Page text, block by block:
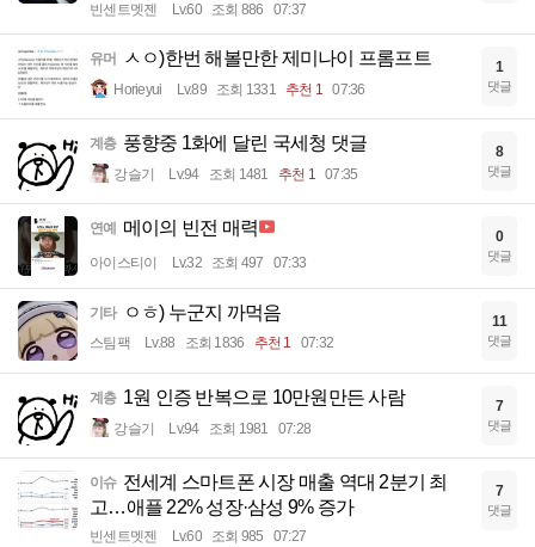
빈센트멧젠 Lv.60 조회 886 07:37
유머 ㅅㅇ)한번 해볼만한 제미나이 프롬프트
Horieyui Lv.89 조회 1331 추천 1 07:36
1
댓글
계층 풍향중 1화에 달린 국세청 댓글
강슬기 Lv.94 조회 1481 추천 1 07:35
8
댓글
연예 메이의 빈전 매력
아이스티이 Lv.32 조회 497 07:33
0
댓글
기타 ㅇㅎ) 누군지 까먹음
스팀팩 Lv.88 조회 1836 추천 1 07:32
11
댓글
계층 1원 인증 반복으로 10만원만든 사람
강슬기 Lv.94 조회 1981 07:28
7
댓글
이슈 전세계 스마트폰 시장 매출 역대 2분기 최
고…애플 22% 성장·삼성 9% 증가
빈센트멧젠 Lv.60 조회 985 07:27
7
댓글